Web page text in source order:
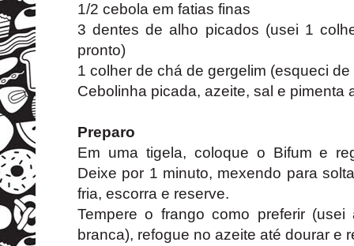
1/2 cebola em fatias finas
3 dentes de alho picados (usei 1
pronto)
1 colher de chá de gergelim (esqueci de
Cebolinha picada, azeite, sal e pimenta
Preparo
Em uma tigela, coloque o Bifum e
Deixe por 1 minuto, mexendo para
fria, escorra e reserve.
Tempere o frango como preferir
branca), refogue no azeite até dourar e